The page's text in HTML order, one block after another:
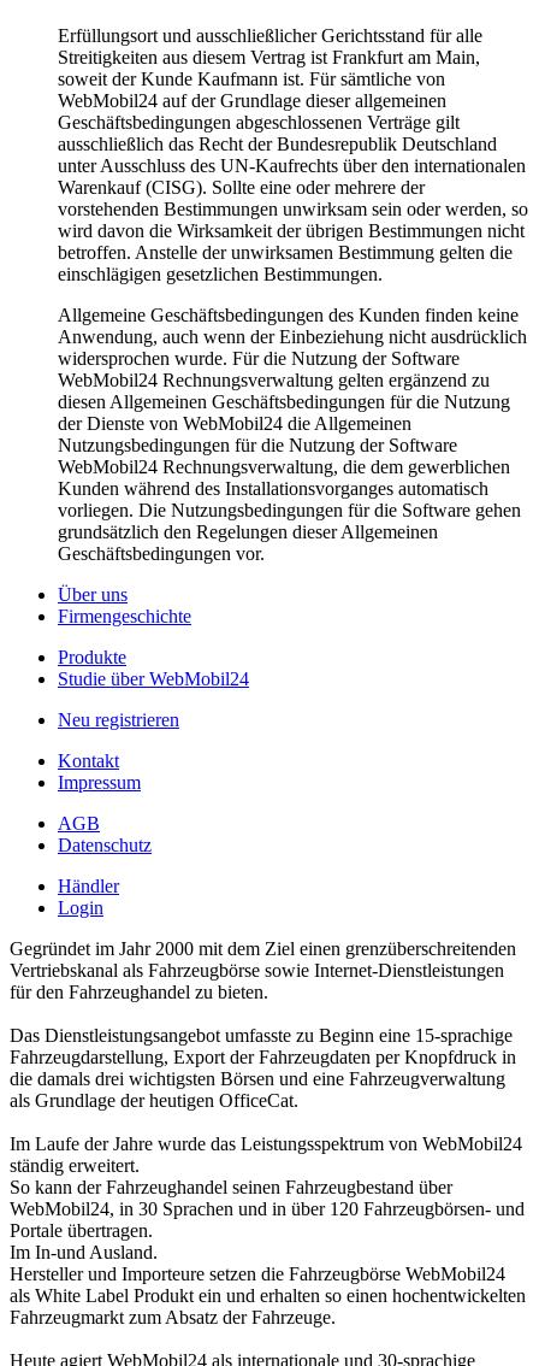
Erfüllungsort und ausschließlicher Gerichtsstand für alle
Streitigkeiten aus diesem Vertrag ist Frankfurt am Main,
soweit der Kunde Kaufmann ist. Für sämtliche von
WebMobil24 auf der Grundlage dieser allgemeinen
Geschäftsbedingungen abgeschlossenen Verträge gilt
ausschließlich das Recht der Bundesrepublik Deutschland
unter Ausschluss des UN-Kaufrechts über den internationalen
Warenkauf (CISG). Sollte eine oder mehrere der
vorstehenden Bestimmungen unwirksam sein oder werden, so
wird davon die Wirksamkeit der übrigen Bestimmungen nicht
betroffen. Anstelle der unwirksamen Bestimmung gelten die
einschlägigen gesetzlichen Bestimmungen.
Allgemeine Geschäftsbedingungen des Kunden finden keine
Anwendung, auch wenn der Einbeziehung nicht ausdrücklich
widersprochen wurde. Für die Nutzung der Software
WebMobil24 Rechnungsverwaltung gelten ergänzend zu
diesen Allgemeinen Geschäftsbedingungen für die Nutzung
der Dienste von WebMobil24 die Allgemeinen
Nutzungsbedingungen für die Nutzung der Software
WebMobil24 Rechnungsverwaltung, die dem gewerblichen
Kunden während des Installationsvorganges automatisch
vorliegen. Die Nutzungsbedingungen für die Software gehen
grundsätzlich den Regelungen dieser Allgemeinen
Geschäftsbedingungen vor.
Über uns
Firmengeschichte
Produkte
Studie über WebMobil24
Neu registrieren
Kontakt
Impressum
AGB
Datenschutz
Händler
Login
Gegründet im Jahr 2000 mit dem Ziel einen grenzüberschreitenden
Vertriebskanal als Fahrzeugbörse sowie Internet-Dienstleistungen
für den Fahrzeughandel zu bieten.
Das Dienstleistungsangebot umfasste zu Beginn eine 15-sprachige
Fahrzeugdarstellung, Export der Fahrzeugdaten per Knopfdruck in
die damals drei wichtigsten Börsen und eine Fahrzeugverwaltung
als Grundlage der heutigen OfficeCat.
Im Laufe der Jahre wurde das Leistungsspektrum von WebMobil24
ständig erweitert.
So kann der Fahrzeughandel seinen Fahrzeugbestand über
WebMobil24, in 30 Sprachen und in über 120 Fahrzeugbörsen- und
Portale übertragen.
Im In-und Ausland.
Hersteller und Importeure setzen die Fahrzeugbörse WebMobil24
als White Label Produkt ein und erhalten so einen hochentwickelten
Fahrzeugmarkt zum Absatz der Fahrzeuge.
Heute agiert WebMobil24 als internationale und 30-sprachige